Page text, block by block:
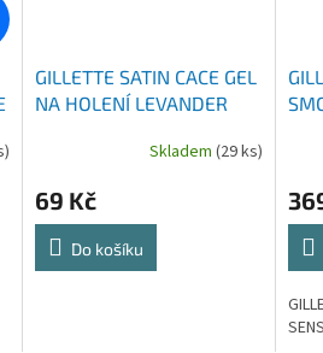
GILLETTE SATIN CACE GEL
NA HOLENÍ LEVANDER
Skladem(29 ks)
69 Kč
Do košíku